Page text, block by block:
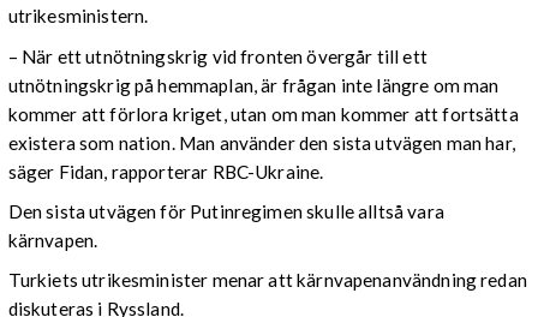
utrikesministern.
– När ett utnötningskrig vid fronten övergår till ett
utnötningskrig på hemmaplan, är frågan inte längre om man
kommer att förlora kriget, utan om man kommer att fortsätta
existera som nation. Man använder den sista utvägen man har,
säger Fidan, rapporterar RBC-Ukraine.
Den sista utvägen för Putinregimen skulle alltså vara
kärnvapen.
Turkiets utrikesminister menar att kärnvapenanvändning redan
diskuteras i Ryssland.